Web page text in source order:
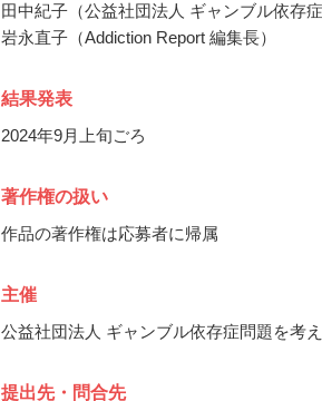
田中紀子（公益社団法人 ギャンブル依存
岩永直子（Addiction Report 編集長）
結果発表
2024年9月上旬ごろ
著作権の扱い
作品の著作権は応募者に帰属
主催
公益社団法人 ギャンブル依存症問題を考
提出先・問合先